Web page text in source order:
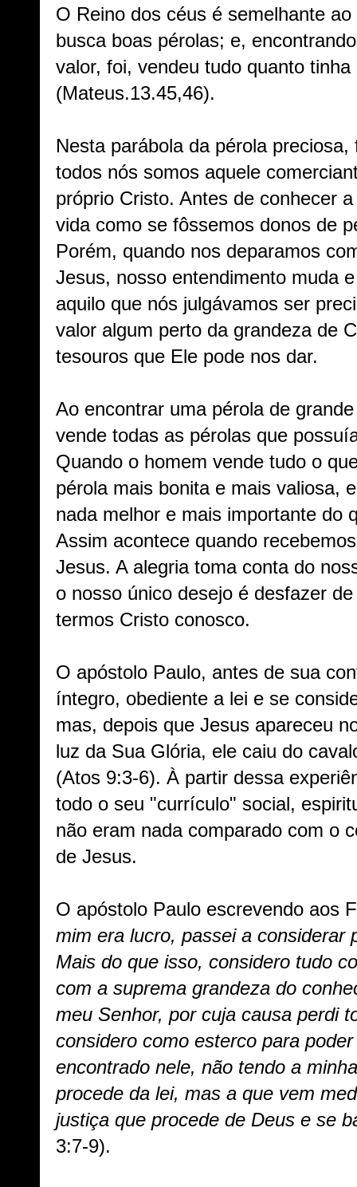
O Reino dos céus é semelhante
busca boas pérolas; e,
valor, foi, vendeu tudo quanto
(Mateus.13.45,46).
Nesta parábola da pérola
todos nós somos aquele
próprio Cristo. Antes de conhecer
vida como se fôssemos donos de
Porém, quando nos deparamos
Jesus, nosso entendimento muda
aquilo que nós julgávamos ser
valor algum perto da grandeza de
tesouros que Ele pode nos dar.
Ao encontrar uma pérola de
vende todas as pérolas que
Quando o homem vende tudo o
pérola mais bonita e mais valiosa,
nada melhor e mais importante do
Assim acontece quando
Jesus. A alegria toma conta do
o nosso único desejo é desfazer
termos Cristo conosco.
O apóstolo Paulo, antes de sua
íntegro, obediente a lei e se
mas, depois que Jesus apareceu
luz da Sua Glória, ele caiu do
(Atos 9:3-6). À partir dessa
todo o seu "currículo" social,
não eram nada comparado com o
de Jesus.
O apóstolo Paulo escrevendo aos
mim era lucro, passei a considerar
Mais do que isso, considero tudo
com a suprema grandeza do
meu Senhor, por cuja causa perdi
considero como esterco para
encontrado nele, não tendo a
procede da lei, mas a que vem
justiça que procede de Deus e se
3:7-9).